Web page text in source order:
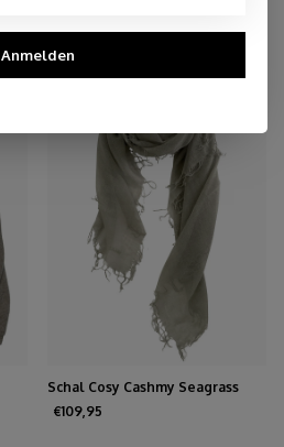
also like
Schal Cosy Cashmy Seagrass
€109,95
Anmelden